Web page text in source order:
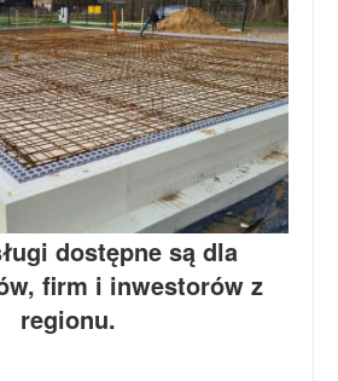
dostępne są dla
firm i inwestorów z
regionu.